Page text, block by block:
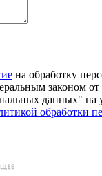
на обработку
законом от
данных" на
обработки